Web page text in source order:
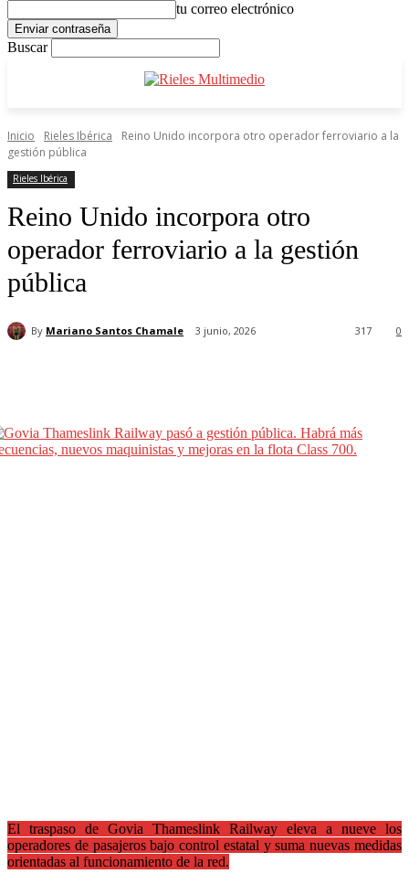
tu correo electrónico
Buscar
Inicio Rieles Ibérica
Reino Unido incorpora otro operador ferroviario a la
gestión pública
Rieles Ibérica
Reino Unido incorpora otro
operador ferroviario a la gestión
pública
By Mariano Santos Chamale 3 junio, 2026 0
317
El traspaso de Govia Thameslink Railway eleva a nueve los
operadores de pasajeros bajo control estatal y suma nuevas medidas
orientadas al funcionamiento de la red.